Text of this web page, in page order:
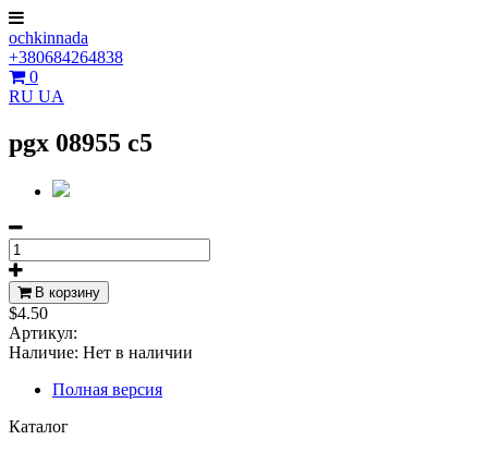
ochkinnada
+380684264838
0
RU UA
pgx 08955 c5
В корзину
$4.50
Артикул:
Наличие: Нет в наличии
Полная версия
Каталог